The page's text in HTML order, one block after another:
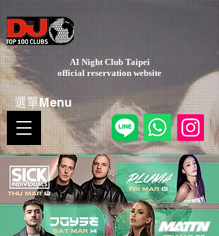
AI Night Club Taipei
​official reservation website
選單Menu